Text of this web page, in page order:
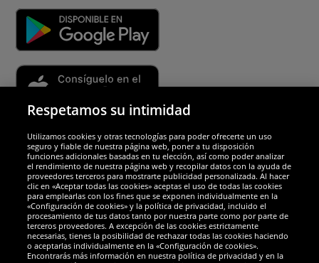
Socios y seguridad
Galardones
Respetamos su intimidad
Utilizamos cookies y otras tecnologías para poder ofrecerte un uso
seguro y fiable de nuestra página web, poner a tu disposición
funciones adicionales basadas en tu elección, así como poder analizar
el rendimiento de nuestra página web y recopilar datos con la ayuda de
proveedores terceros para mostrarte publicidad personalizada. Al hacer
clic en «Aceptar todas las cookies» aceptas el uso de todas las cookies
para emplearlas con los fines que se exponen individualmente en la
«Configuración de cookies» y la política de privacidad, incluido el
procesamiento de tus datos tanto por nuestra parte como por parte de
terceros proveedores. A excepción de las cookies estrictamente
necesarias, tienes la posibilidad de rechazar todas las cookies haciendo
o aceptarlas individualmente en la «Configuración de cookies».
Encontrarás más información en nuestra política de privacidad y en la